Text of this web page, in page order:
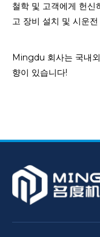
철학 및 고객에게 헌신
고 장비 설치 및 시운
Mingdu 회사는 국내
향이 있습니다!